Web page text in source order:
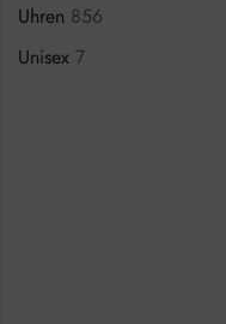
Uhren 856
Unisex 7